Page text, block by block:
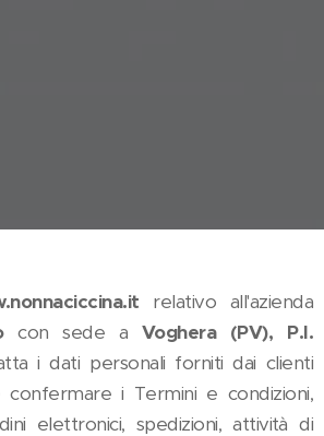
relativo all'azienda
con sede a Voghera (PV), P.I.
i dati personali forniti dai clienti
i Termini e condizioni,
elettronici, spedizioni, attività di